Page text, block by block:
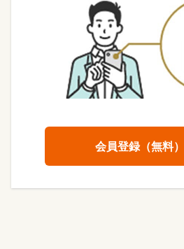
会員登録（無料